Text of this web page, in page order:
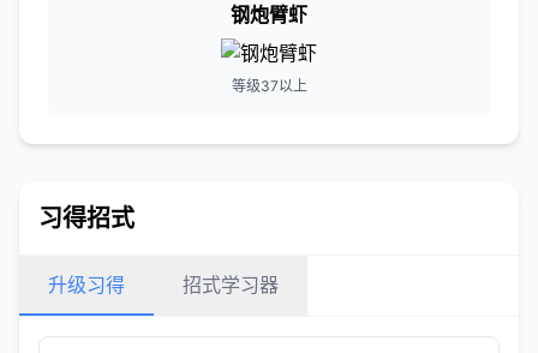
钢炮臂虾
等级37以上
习得招式
升级习得 招式学习器